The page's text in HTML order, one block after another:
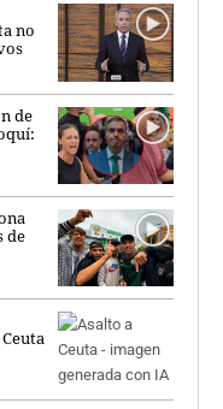
no
de
de